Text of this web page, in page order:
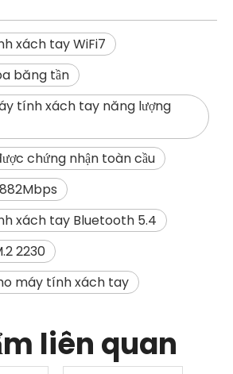
xách tay WiFi7
băng tần
tính xách tay năng lượng
chứng nhận toàn cầu
xách tay Bluetooth 5.4
2230
máy tính xách tay
liên quan